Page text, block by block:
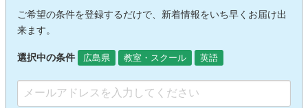
ご希望の条件を登録するだけで、新着情報をいち早くお届け出
来ます。
選択中の条件 広島県 教室・スクール 英語